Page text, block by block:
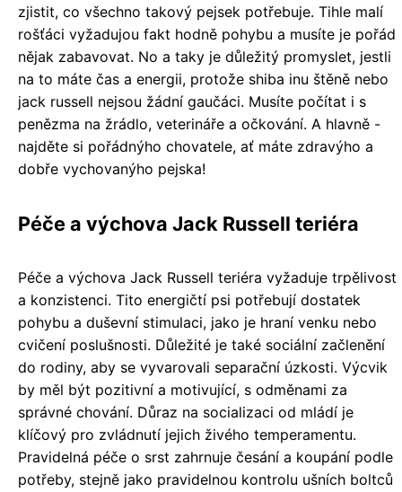
zjistit, co všechno takový pejsek potřebuje. Tihle malí
rošťáci vyžadujou fakt hodně pohybu a musíte je pořád
nějak zabavovat. No a taky je důležitý promyslet, jestli
na to máte čas a energii, protože shiba inu štěně nebo
jack russell nejsou žádní gaučáci. Musíte počítat i s
penězma na žrádlo, veterináře a očkování. A hlavně -
najděte si pořádnýho chovatele, ať máte zdravýho a
dobře vychovanýho pejska!
Péče a výchova Jack Russell teriéra
Péče a výchova Jack Russell teriéra vyžaduje trpělivost
a konzistenci. Tito energičtí psi potřebují dostatek
pohybu a duševní stimulaci, jako je hraní venku nebo
cvičení poslušnosti. Důležité je také sociální začlenění
do rodiny, aby se vyvarovali separační úzkosti. Výcvik
by měl být pozitivní a motivující, s odměnami za
správné chování. Důraz na socializaci od mládí je
klíčový pro zvládnutí jejich živého temperamentu.
Pravidelná péče o srst zahrnuje česání a koupání podle
potřeby, stejně jako pravidelnou kontrolu ušních boltců